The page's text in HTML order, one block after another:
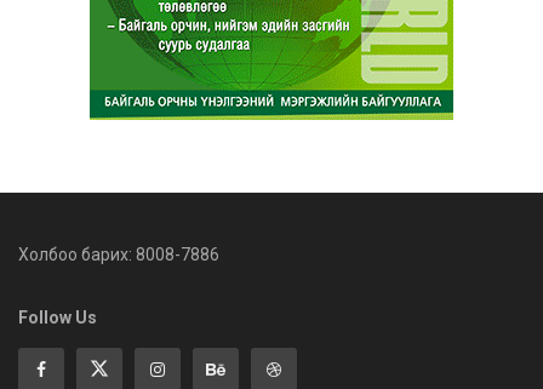
Холбоо барих: 8008-7886
Follow Us